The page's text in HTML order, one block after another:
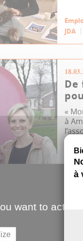
JDA
De
«
à
want to activate